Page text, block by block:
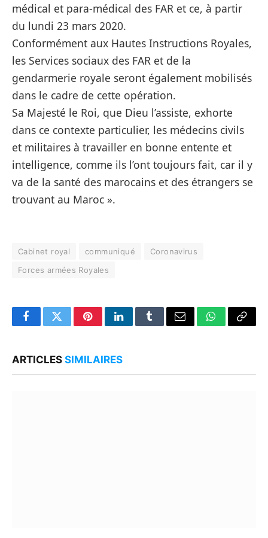
médical et para-médical des FAR et ce, à partir
du lundi 23 mars 2020.
Conformément aux Hautes Instructions Royales,
les Services sociaux des FAR et de la
gendarmerie royale seront également mobilisés
dans le cadre de cette opération.
Sa Majesté le Roi, que Dieu l’assiste, exhorte
dans ce contexte particulier, les médecins civils
et militaires à travailler en bonne entente et
intelligence, comme ils l’ont toujours fait, car il y
va de la santé des marocains et des étrangers se
trouvant au Maroc ».
Cabinet royal communiqué
Coronavirus
Forces armées Royales
FacebookTwitterPinterestLinkedInTumblrEmail WhatsApp
Copy
ARTICLES SIMILAIRES